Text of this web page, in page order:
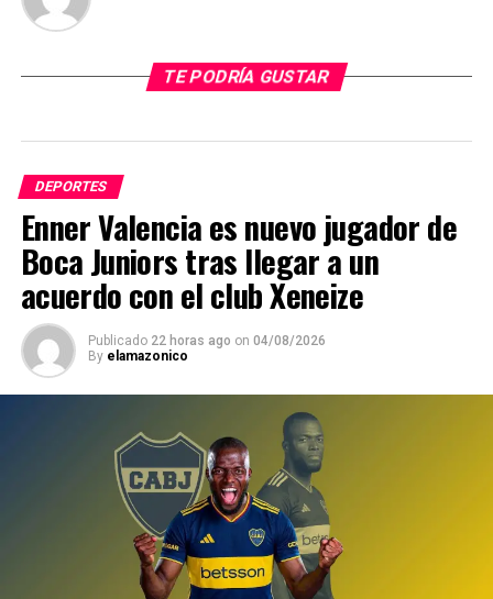
TE PODRÍA GUSTAR
DEPORTES
Enner Valencia es nuevo jugador de
Boca Juniors tras llegar a un
acuerdo con el club Xeneize
Publicado 22 horas ago on 04/08/2026
By elamazonico